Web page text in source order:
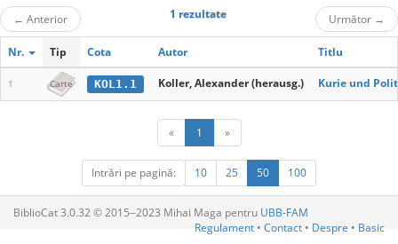
← Anterior 1 rezultate Următor →
Nr. Tip Cota Autor Titlu
1 Carte KOL1.1 Koller, Alexander (herausg.) Kurie und
« 1 »
Intrări pe pagină: 10 25 50 100
BiblioCat 3.0.32 © 2015‒2023 Mihai Maga pentru UBB-FAM
Regulament • Contact • Despre • Basic